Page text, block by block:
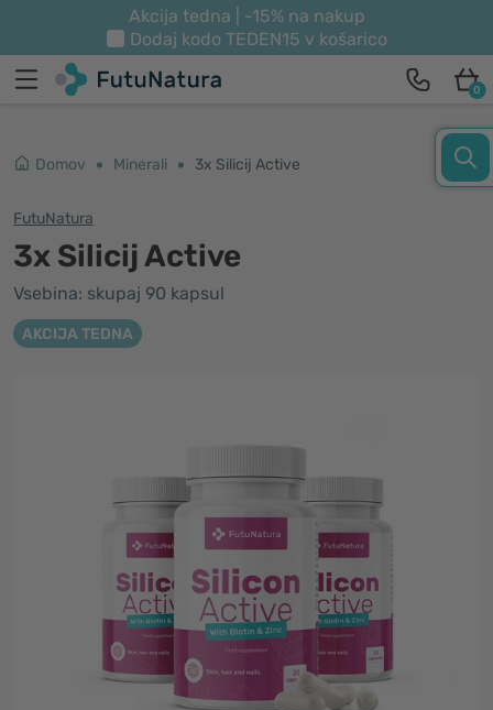
Akcija tedna | -15% na nakup
Dodaj kodo TEDEN15 v košarico
0
Domov Minerali 3x Silicij Active
FutuNatura
3x Silicij Active
Vsebina: skupaj 90 kapsul
AKCIJA TEDNA